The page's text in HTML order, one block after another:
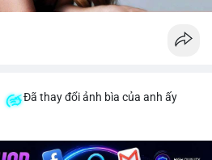
Đã thay đổi ảnh bìa của anh ấy